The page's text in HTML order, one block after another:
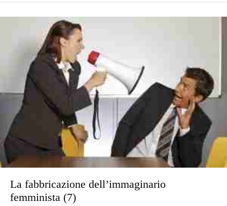
La fabbricazione dell’immaginario
femminista (7)